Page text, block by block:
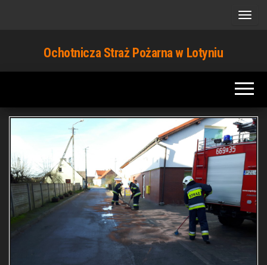
Ochotnicza Straż Pożarna w Lotyniu